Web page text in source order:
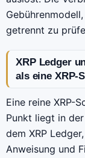
getrennt zu
XRP Ledger
als eine XRP-
Eine reine XRP-
Punkt liegt in
dem XRP
Anweisung und